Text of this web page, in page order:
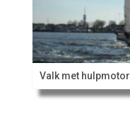
Valk met hulpmotor